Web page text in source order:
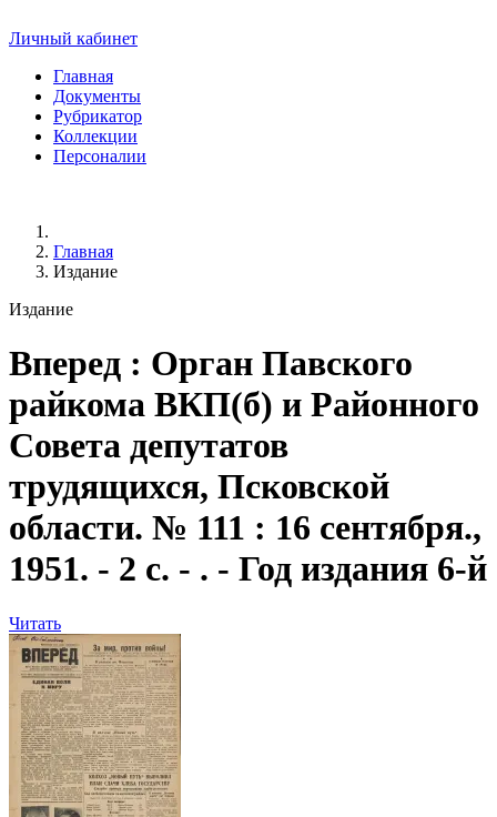
Личный кабинет
Главная
Документы
Рубрикатор
Коллекции
Персоналии
Главная
Издание
Издание
Вперед : Орган Павского
райкома ВКП(б) и Районного
Совета депутатов
трудящихся, Псковской
области. № 111 : 16 сентября.,
1951. - 2 с. - . - Год издания 6-й
Читать